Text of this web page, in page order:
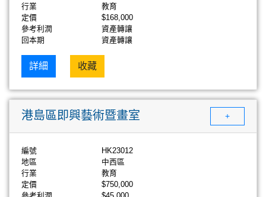
行業
教育
定價
$168,000
參考利潤
資產轉讓
回本期
資產轉讓
詳細 收藏
港島區即興藝術暨畫室 +
編號
HK23012
地區
中西區
行業
教育
定價
$750,000